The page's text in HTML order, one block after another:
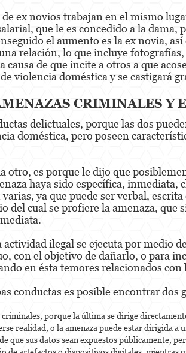
ex novios trabajan en el mismo
que le es concedido a la dama,
el aumento es la ex novia,
relación, lo que incluye
de que incite a otros a que
violencia doméstica y se castigará
CRIMINALES Y
delictuales, porque las dos
doméstica, pero poseen
otro, es porque le dijo que
haya sido específica,
ya que puede ser verbal,
cual se profiere la amenaza,
ilegal se ejecuta por medio
con el objetivo de dañarlo, o para
en ésta temores relacionados
conductas es posible encontrar dos
porque la última se dirige
realidad, o la amenaza puede estar
que sus datos sean expuestos públicamente,